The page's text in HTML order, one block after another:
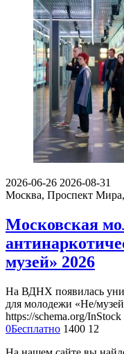
2026-06-26 2026-08-31
Москва, Проспект
Московская
музей» 2026
На ВДНХ появилась
для молодежи «Не/
https://schema.org/InStock
0Бесплатно 1400 12